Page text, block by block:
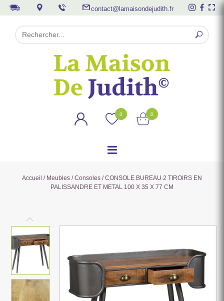
contact@lamaisondejudith.fr
0 0
Accueil / Meubles /Consoles / CONSOLE BUREAU 2 TIROIRS EN
PALISSANDRE ET METAL 100 X 35 X 77 CM